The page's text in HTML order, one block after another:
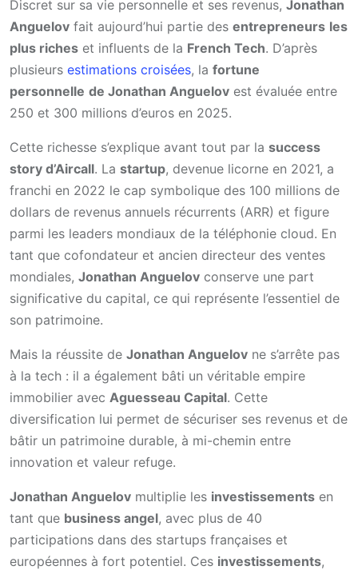
Discret sur sa vie personnelle et ses revenus, Jonathan
Anguelov fait aujourd’hui partie des entrepreneurs les
plus riches et influents de la French Tech. D’après
plusieurs estimations croisées, la fortune
personnelle de Jonathan Anguelov est évaluée entre
250 et 300 millions d’euros en 2025.
Cette richesse s’explique avant tout par la success
story d’Aircall. La startup, devenue licorne en 2021, a
franchi en 2022 le cap symbolique des 100 millions de
dollars de revenus annuels récurrents (ARR) et figure
parmi les leaders mondiaux de la téléphonie cloud. En
tant que cofondateur et ancien directeur des ventes
mondiales, Jonathan Anguelov conserve une part
significative du capital, ce qui représente l’essentiel de
son patrimoine.
Mais la réussite de Jonathan Anguelov ne s’arrête pas
à la tech : il a également bâti un véritable empire
immobilier avec Aguesseau Capital. Cette
diversification lui permet de sécuriser ses revenus et de
bâtir un patrimoine durable, à mi-chemin entre
innovation et valeur refuge.
Jonathan Anguelov multiplie les investissements en
tant que business angel, avec plus de 40
participations dans des startups françaises et
européennes à fort potentiel. Ces investissements,